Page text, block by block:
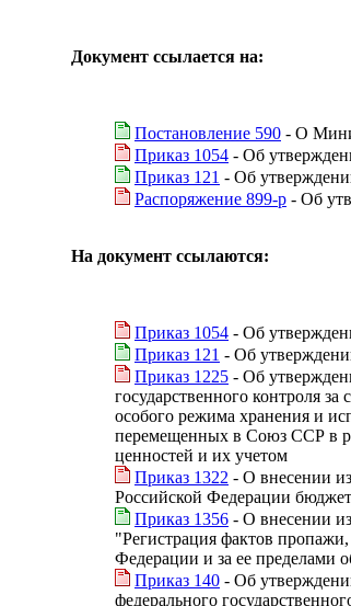
Документ ссылается на:
Постановление 590 - О
Приказ 1054 - Об
Приказ 121 - Об
Распоряжение 899-р - Об
На документ ссылаются:
Приказ 1054 - Об
Приказ 121 - Об
Приказ 1225 - Об
государственного контроля
особого режима хранения и
перемещенных в Союз ССР в
ценностей и их учетом
Приказ 1322 - О внесении
Российской Федерации
Приказ 1356 - О внесении
"Регистрация фактов
Федерации и за ее пределами
Приказ 140 - Об
федерального